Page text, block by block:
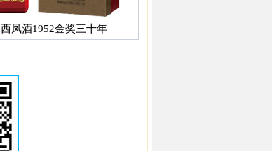
西凤酒1952金奖三十年